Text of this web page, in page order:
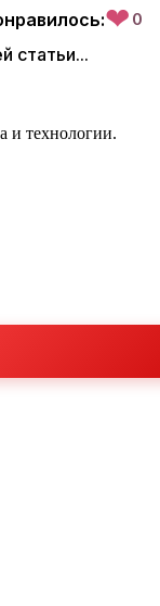
❤ 0
статьи...
и технологии.